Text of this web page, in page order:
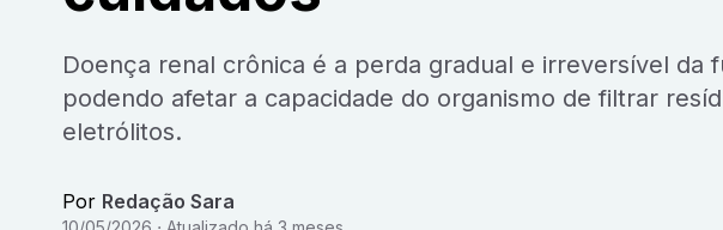
Doença renal crônica é a perda gradual e irreversível da função dos rins ao longo do tempo,
podendo afetar a capacidade do organismo de filtrar
eletrólitos.
Por Redação Sara